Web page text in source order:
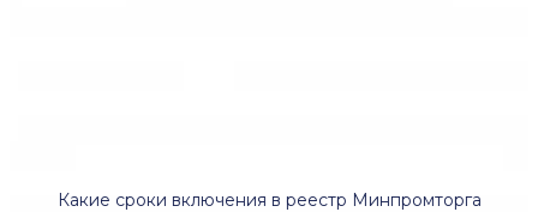
Какие сроки включения в реестр Минпромторга